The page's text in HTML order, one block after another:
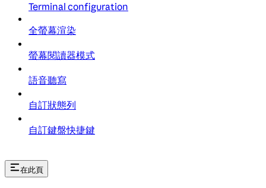
Terminal configuration
全螢幕渲染
螢幕閱讀器模式
語音聽寫
自訂狀態列
自訂鍵盤快捷鍵
在此頁